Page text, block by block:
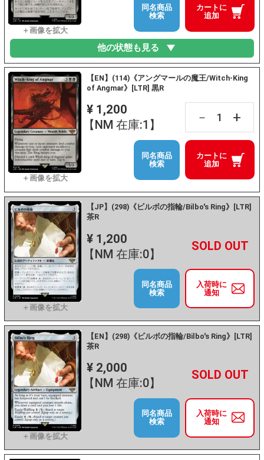
カートに
追加
同名商品
検索
他の状態も見る
【EN】(114)《アングマールの魔王/Witch-King
of Angmar》[LTR] 黒R
¥ 1,200
【NM 在庫:1】
－ +
カートに
追加
同名商品
検索
【JP】(298)《ビルボの指輪/Bilbo's Ring》[LTR]
茶R
¥ 1,200
【NM 在庫:0】
－ +
入荷時に
通知
同名商品
検索
【EN】(298)《ビルボの指輪/Bilbo's Ring》[LTR]
茶R
¥ 2,000
【NM 在庫:0】
－ +
入荷時に
通知
同名商品
検索